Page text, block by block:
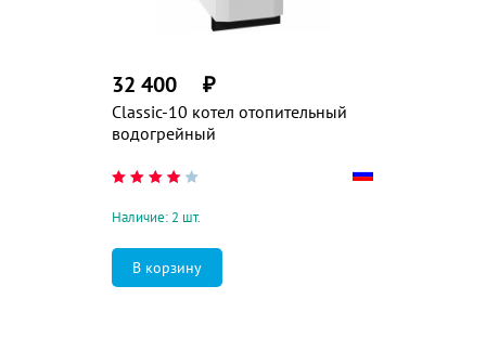
Classic-10 котел отопительный
водогрейный
32 400 ₽
Наличие: 2 шт.